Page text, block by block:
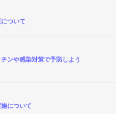
ついて
ンや感染対策で予防しよう
について